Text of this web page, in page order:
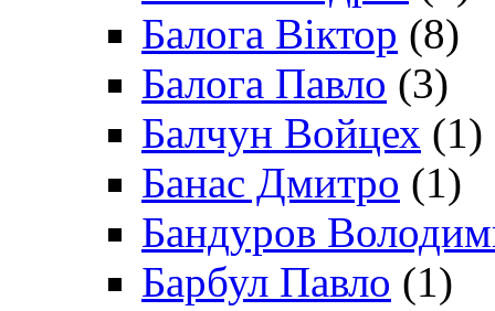
Балога Віктор (8)
Балога Павло (3)
Балчун Войцех (1)
Банас Дмитро (1)
Бандуров
Барбул Павло (1)